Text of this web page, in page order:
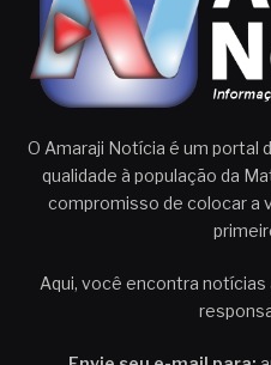
O Amaraji Notícia é um portal
qualidade à população da
compromisso de colocar a
Aqui, você encontra